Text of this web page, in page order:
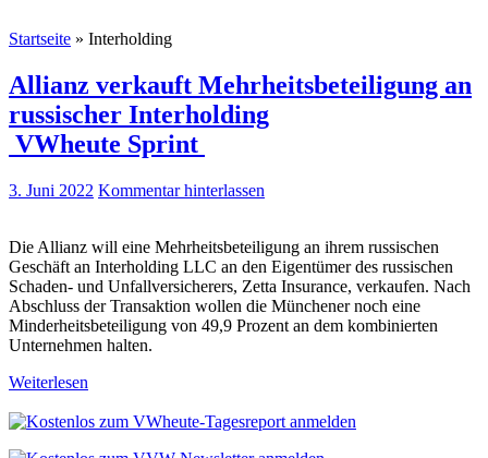
Startseite » Interholding
Allianz verkauft Mehrheitsbeteiligung an
russischer Interholding
VWheute Sprint
3. Juni 2022 Kommentar hinterlassen
Die Allianz will eine Mehrheitsbeteiligung an ihrem russischen
Geschäft an Interholding LLC an den Eigentümer des russischen
Schaden- und Unfallversicherers, Zetta Insurance, verkaufen. Nach
Abschluss der Transaktion wollen die Münchener noch eine
Minderheitsbeteiligung von 49,9 Prozent an dem kombinierten
Unternehmen halten.
Weiterlesen